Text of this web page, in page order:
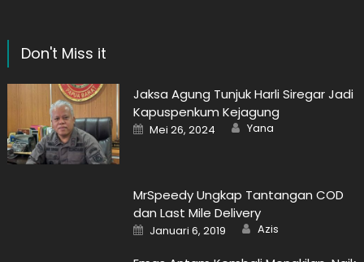
Don't Miss it
Jaksa Agung Tunjuk Harli Siregar Jadi
Kapuspenkum Kejagung
Posted
on
Mei 26, 2024 Author
Yana
MrSpeedy Ungkap Tantangan COD
dan Last Mile Delivery
Posted
on
Januari 6, 2019 Author
Azis